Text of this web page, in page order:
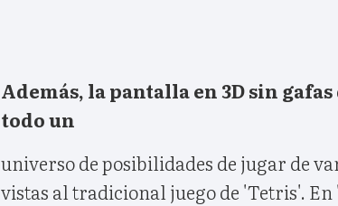
Además, la pantalla en 3D sin
todo un
universo de posibilidades de jugar de
vistas al tradicional juego de 'Tetris'.